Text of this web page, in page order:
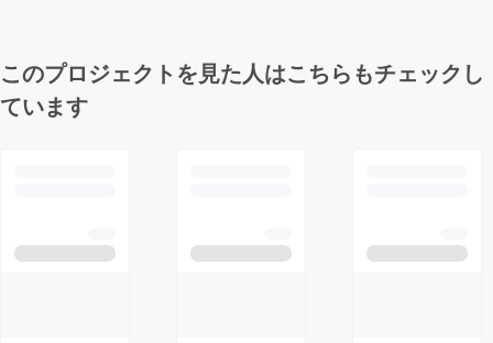
このプロジェクトを見た人はこちらもチェックし
ています